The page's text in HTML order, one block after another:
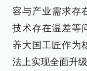
容与产业需求存
技术存在温差等
养大国工匠作为
法上实现全面升级